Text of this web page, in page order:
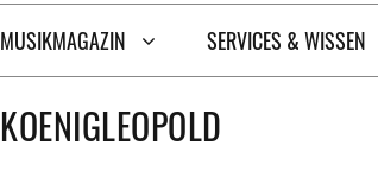
MUSIKMAGAZIN SERVICES & WISSEN
KOENIGLEOPOLD